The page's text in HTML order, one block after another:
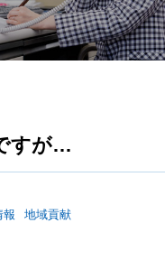
すが…
報 地域貢献